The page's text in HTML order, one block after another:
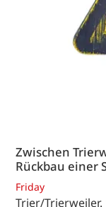
Zwischen
Rückbau einer
Friday
Trier/